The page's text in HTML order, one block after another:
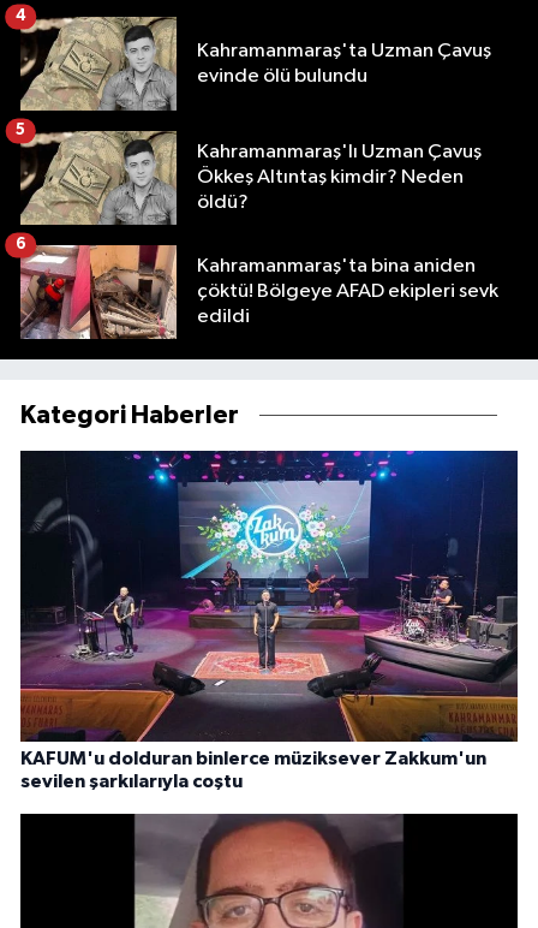
Kahramanmaraş'ta Uzman Çavuş
evinde ölü bulundu
4
Kahramanmaraş'lı Uzman Çavuş
Ökkeş Altıntaş kimdir? Neden
öldü?
5
Kahramanmaraş'ta bina aniden
çöktü! Bölgeye AFAD ekipleri sevk
edildi
6
Kategori Haberler
KAFUM'u dolduran binlerce müziksever Zakkum'un
sevilen şarkılarıyla coştu